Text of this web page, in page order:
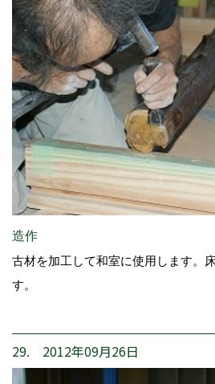
造作
古材を加工して和室に使用します。
す。
29. 2012年09月26日